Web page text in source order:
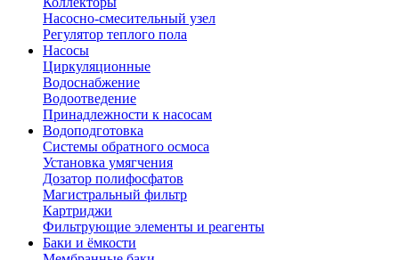
Насосно-смесительный узел
Регулятор теплого пола
Насосы
Циркуляционные
Водоснабжение
Водоотведение
Принадлежности к насосам
Водоподготовка
Системы обратного осмоса
Установка умягчения
Дозатор полифосфатов
Магистральный фильтр
Картриджи
Фильтрующие элементы и реагенты
Баки и ёмкости